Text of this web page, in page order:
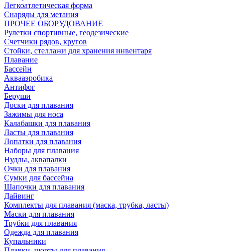
Легкоатлетическая форма
Снаряды для метания
ПРОЧЕЕ ОБОРУДОВАНИЕ
Рулетки спортивные, геодезические
Счетчики рядов, кругов
Стойки, стеллажи для хранения инвентаря
Плавание
Бассейн
Аквааэробика
Антифог
Беруши
Доски для плавания
Зажимы для носа
Калабашки для плавания
Ласты для плавания
Лопатки для плавания
Наборы для плавания
Нудлы, аквапалки
Очки для плавания
Сумки для бассейна
Шапочки для плавания
Дайвинг
Комплекты для плавания (маска, трубка, ласты)
Маски для плавания
Трубки для плавания
Одежда для плавания
Купальники